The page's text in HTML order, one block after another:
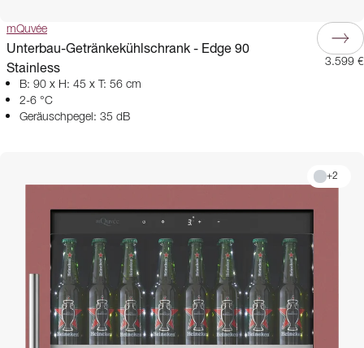
mQuvée
Unterbau-Getränkekühlschrank - Edge 90
Stainless
B: 90 x H: 45 x T: 56 cm
2-6 °C
Geräuschpegel: 35 dB
3.599 €
+2